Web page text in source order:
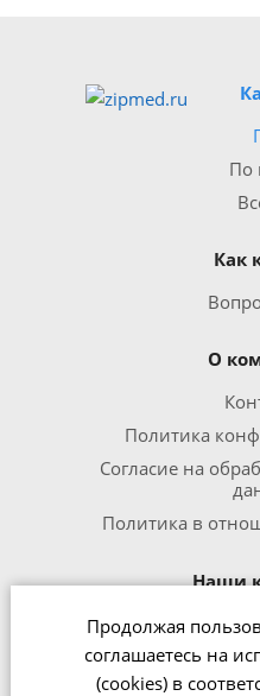
Продолжая
соглашаетесь на
(cookies) в
По
Как
О
Политика
Согласие на
Политика в
Наши
8